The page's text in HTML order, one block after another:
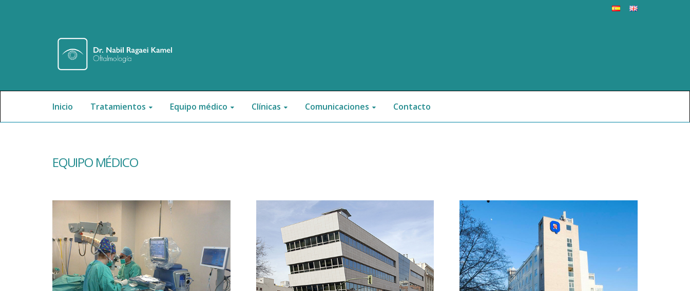
Inicio Tratamientos Equipo médico Clínicas Comunicaciones Contacto
EQUIPO MÉDICO